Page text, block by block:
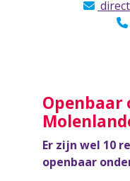
Openbaar
Er zijn wel 10
openbaar